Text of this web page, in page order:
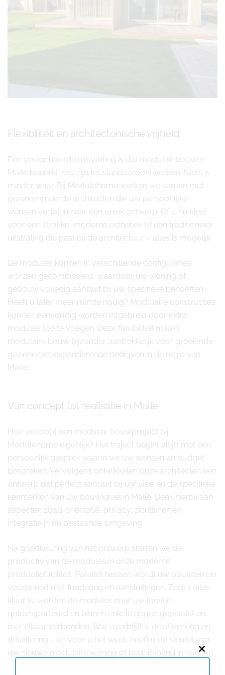
Flexibiliteit en architectonische vrijheid
Een veelgehoorde misvatting is dat modulair bouwen
Malle beperkt zou zijn tot standaardontwerpen. Niets is
minder waar. Bij Modulehome werken we samen met
gerenommeerde architecten die uw persoonlijke
wensen vertalen naar een uniek ontwerp. Of u nu kiest
voor een strakke, moderne esthetiek of een traditioneler
uitstraling die past bij de architectuur – alles is mogelijk.
De modules kunnen in verschillende configuraties
worden gecombineerd, waardoor uw woning of
gebouw volledig aansluit bij uw specifieke behoeften.
Heeft u later meer ruimte nodig? Modulaire constructies
kunnen eenvoudig worden uitgebreid door extra
modules toe te voegen. Deze flexibiliteit maakt
modulaire bouw bijzonder aantrekkelijk voor groeiende
gezinnen en expanderende bedrijven in de regio van
Malle.
Van concept tot realisatie in Malle
Hoe verloopt een modulair bouwproject bij
Modulehome eigenlijk? Het traject begint altijd met een
persoonlijk gesprek waarin we uw wensen en budget
bespreken. Vervolgens ontwikkelen onze architecten een
ontwerp dat perfect aansluit bij uw visie en de specifieke
kenmerken van uw bouwkavel in Malle. Denk hierbij aan
aspecten zoals oriëntatie, privacy, zichtlijnen en
integratie in de bestaande omgeving.
Na goedkeuring van het ontwerp starten we de
productie van de modules in onze moderne
productiefaciliteit. Parallel hieraan wordt uw bouwterrein
voorbereid met fundering en aansluitingen. Zodra alles
klaar is, worden de modules naar uw locatie
getransporteerd en binnen enkele dagen geplaatst en
met elkaar verbonden. Wat overblijft is de afwerking en
detaillering – en voor u het weet, heeft u de sleutel van
uw nieuwe modulaire woning of bedrijfspand in handen.
Close